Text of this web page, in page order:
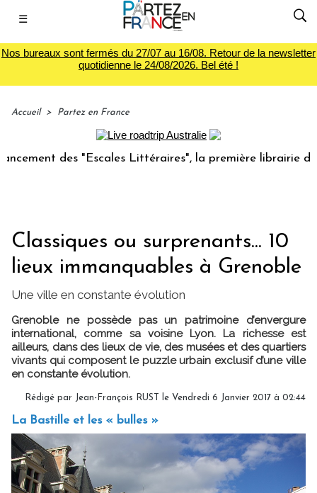
☰
Nos bureaux sont fermés du 27/07 au 16/08. Retour de la newsletter
quotidienne le 24/08/2026. Bel été !
Accueil > Partez en France
"Escales Littéraires", la première librairie du voyage
Classiques ou surprenants... 10
lieux immanquables à Grenoble
Une ville en constante évolution
Grenoble ne possède pas un patrimoine d’envergure
international, comme sa voisine Lyon. La richesse est
ailleurs, dans des lieux de vie, des musées et des quartiers
vivants qui composent le puzzle urbain exclusif d’une ville
en constante évolution.
Rédigé par Jean-François RUST le Vendredi 6 Janvier 2017 à 02:44
La Bastille et les « bulles »